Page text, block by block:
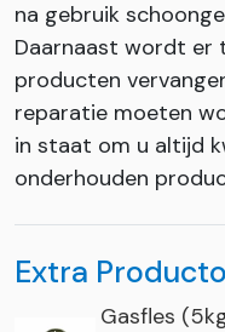
na gebruik
Daarnaast wordt er
producten
reparatie moeten
in staat om u altijd
onderhouden
Extra
Gasfles